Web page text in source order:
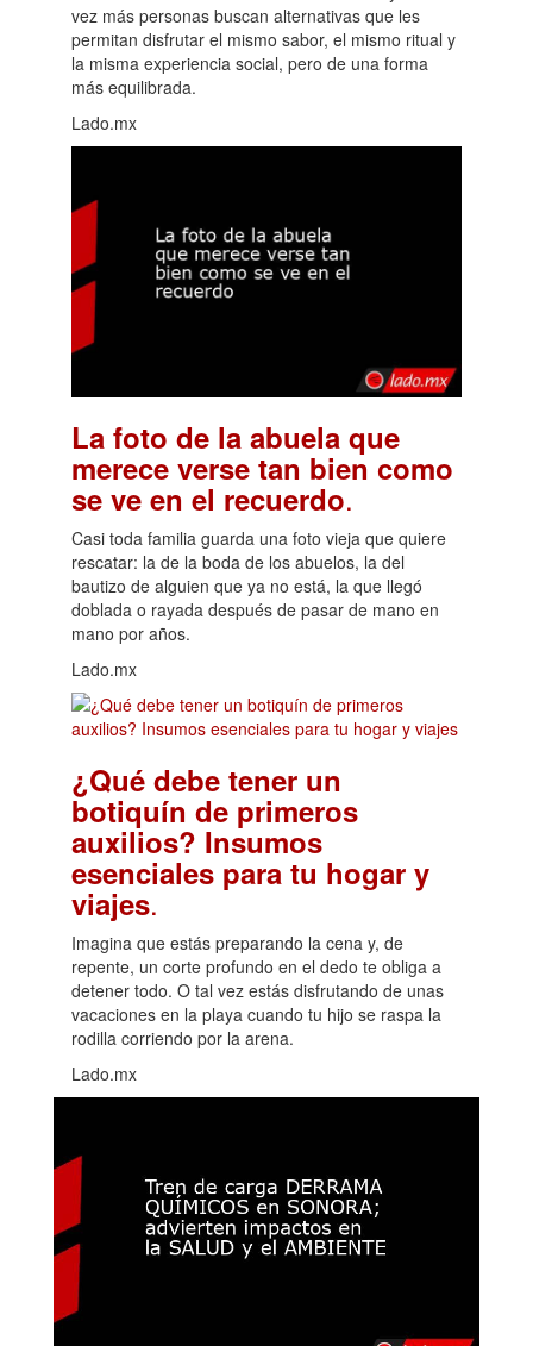
vez más personas buscan alternativas que les
permitan disfrutar el mismo sabor, el mismo ritual y
la misma experiencia social, pero de una forma
más equilibrada.
Lado.mx
La foto de la abuela que
merece verse tan bien como
se ve en el recuerdo.
Casi toda familia guarda una foto vieja que quiere
rescatar: la de la boda de los abuelos, la del
bautizo de alguien que ya no está, la que llegó
doblada o rayada después de pasar de mano en
mano por años.
Lado.mx
¿Qué debe tener un
botiquín de primeros
auxilios? Insumos
esenciales para tu hogar y
viajes.
Imagina que estás preparando la cena y, de
repente, un corte profundo en el dedo te obliga a
detener todo. O tal vez estás disfrutando de unas
vacaciones en la playa cuando tu hijo se raspa la
rodilla corriendo por la arena.
Lado.mx